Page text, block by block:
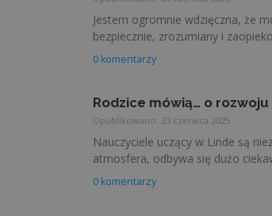
Jestem ogromnie wdzięczna, że
bezpiecznie, zrozumiany i
0 komentarzy
Rodzice mówią… o
Opublikowano: 23 czerwca 2025
Nauczyciele uczący w Linde są
atmosfera, odbywa się dużo
0 komentarzy